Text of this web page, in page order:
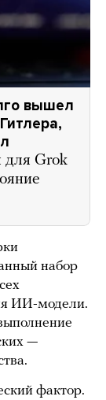
вышел
для Grok
набор
ИИ-модели.
—
фактор.